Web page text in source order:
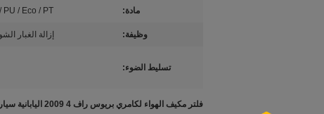
مادة: PU / Eco / PT
وظيفة: إزالة الغبار
تسليط الضوء:
فلتر مكيف الهواء لكامري بريوس راف 4 2009 اليابانية سيارة OEM 87139-52020 فلتر هواء المقصورة السيارات